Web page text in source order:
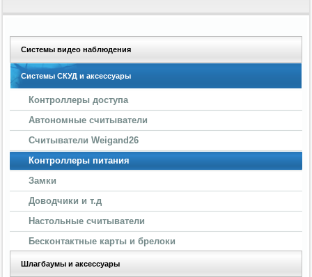
Системы видео наблюдения
Системы СКУД и аксессуары
Контроллеры доступа
Автономные считыватели
Считыватели Weigand26
Контроллеры питания
Замки
Доводчики и т.д
Настольные считыватели
Бесконтактные карты и брелоки
Шлагбаумы и аксессуары